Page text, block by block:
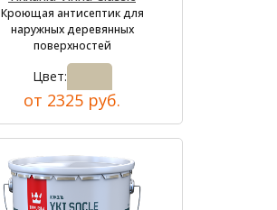
Кроющая антисептик для
наружных деревянных
поверхностей
Цвет:
от 2325 руб.